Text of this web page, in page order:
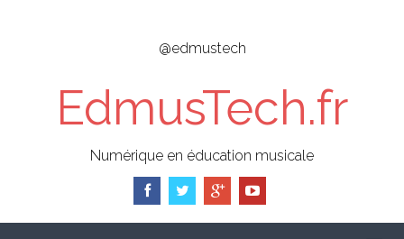
@edmustech
EdmusTech.fr
Numérique en éducation musicale